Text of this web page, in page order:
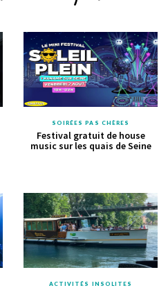
SOIRÉES PAS CHÈRES
Festival gratuit de house
music sur les quais de Seine
ACTIVITÉS INSOLITES